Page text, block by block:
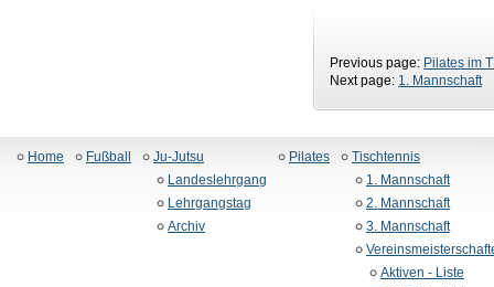
Previous page: Pilates im
Next page: 1. Mannschaft
Home Fußball
Ju-Jutsu
Landeslehrgang
Lehrgangstag
Archiv
Pilates
Tischtennis
1. Mannschaft
2. Mannschaft
3. Mannschaft
Aktiven - Liste